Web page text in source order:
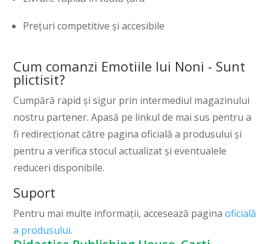
Prețuri competitive și accesibile
Cum comanzi Emotiile lui Noni - Sunt
plictisit?
Cumpără rapid și sigur prin intermediul magazinului
nostru partener. Apasă pe linkul de mai sus pentru a
fi redirecționat către pagina oficială a produsului și
pentru a verifica stocul actualizat și eventualele
reduceri disponibile.
Suport
Pentru mai multe informații, accesează paginaoficială
a produsului.